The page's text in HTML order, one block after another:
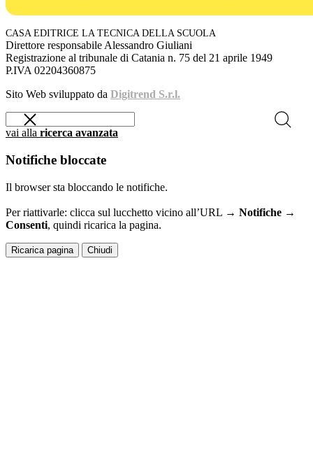
CASA EDITRICE LA TECNICA DELLA SCUOLA
Direttore responsabile Alessandro Giuliani
Registrazione al tribunale di Catania n. 75 del 21 aprile 1949
P.IVA 02204360875
Sito Web sviluppato da Digitrend S.r.l.
vai alla ricerca avanzata
Notifiche bloccate
Il browser sta bloccando le notifiche.
Per riattivarle: clicca sul lucchetto vicino all’URL → Notifiche →
Consenti, quindi ricarica la pagina.
Ricarica pagina Chiudi